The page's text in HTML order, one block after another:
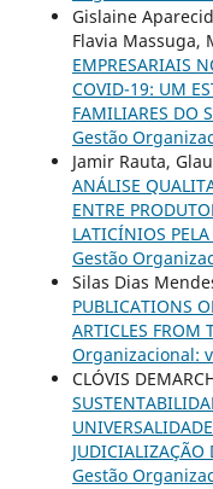
Gislaine
Flavia Massuga,
EMPRESARIAIS
COVID-19: UM
FAMILIARES DO
Gestão
Jamir Rauta,
ANÁLISE
ENTRE
LATICÍNIOS
Gestão
Silas Dias
PUBLICATIONS
ARTICLES FROM
Organizacional:
CLÓVIS
JUDICIALIZAÇÃO
Gestão